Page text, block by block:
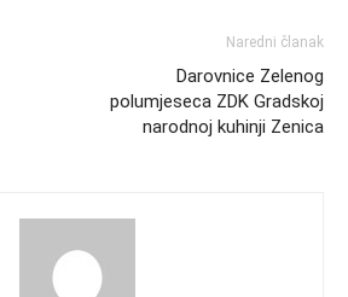
Naredni članak
Darovnice Zelenog
polumjeseca ZDK Gradskoj
narodnoj kuhinji Zenica